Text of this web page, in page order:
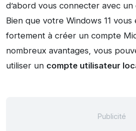
d’abord vous connecter avec
Bien que votre Windows 11 vous
fortement à créer un compte
nombreux avantages, vous
utiliser un compte utilisateur